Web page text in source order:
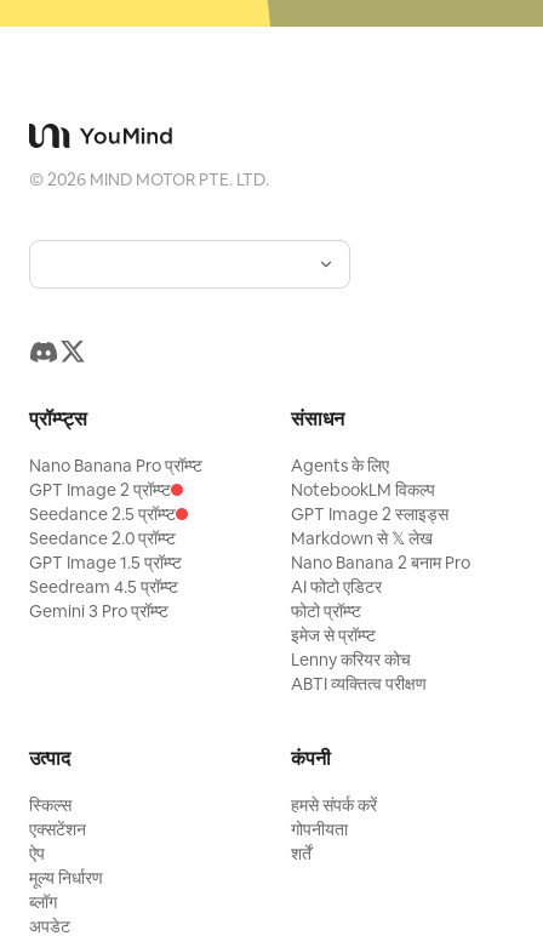
©2026 MIND MOTOR PTE. LTD.
प्रॉम्प्ट्स
Nano Banana Pro प्रॉम्प्ट
GPT Image 2 प्रॉम्प्ट
Seedance 2.5 प्रॉम्प्ट
Seedance 2.0 प्रॉम्प्ट
GPT Image 1.5 प्रॉम्प्ट
Seedream 4.5 प्रॉम्प्ट
Gemini 3 Pro प्रॉम्प्ट
संसाधन
Agents के लिए
NotebookLM विकल्प
GPT Image 2 स्लाइड्स
Markdown से 𝕏 लेख
Nano Banana 2 बनाम Pro
AI फोटो एडिटर
फोटो प्रॉम्प्ट
इमेज से प्रॉम्प्ट
Lenny करियर कोच
ABTI व्यक्तित्व परीक्षण
उत्पाद
स्किल्स
एक्सटेंशन
ऐप
मूल्य निर्धारण
ब्लॉग
अपडेट
कंपनी
हमसे संपर्क करें
गोपनीयता
शर्तें